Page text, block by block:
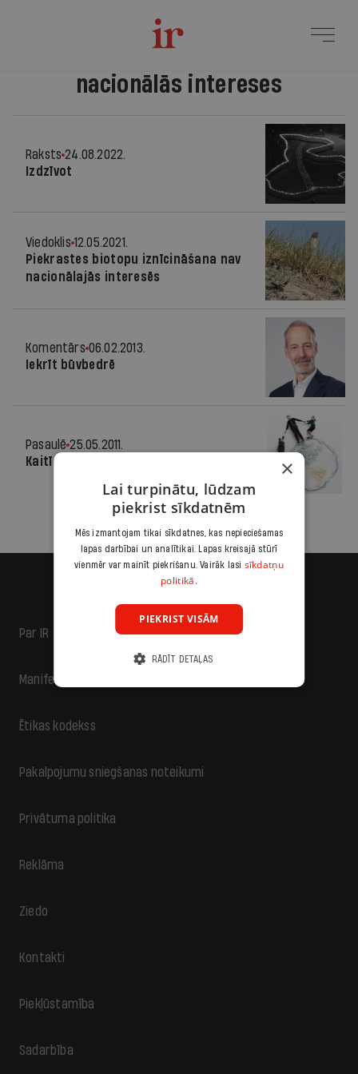
nacionālās intereses
Raksts 24.08.2022.
Izdzīvot
Viedoklis 12.05.2021.
Piekrastes biotopu iznīcināšana nav
nacionālajās interesēs
Komentārs 06.02.2013.
Iekrīt būvbedrē
Pasaulē 25.05.2011.
Kaitīgā vilkšana
Par IR
Manifests
Ētikas kodekss
Pakalpojumu sniegšanas noteikumi
Privātuma politika
Reklāma
Ziedo
Kontakti
Piekļūstamība
Sadarbība
×
Lai turpinātu, lūdzam
piekrist sīkdatnēm
Mēs izmantojam tikai sīkdatnes, kas nepieciešamas
lapas darbībai un analītikai. Lapas kreisajā stūrī
vienmēr var mainīt piekrišanu. Vairāk lasi sīkdatņu
politikā.
PIEKRIST VISĀM
RĀDĪT DETAĻAS